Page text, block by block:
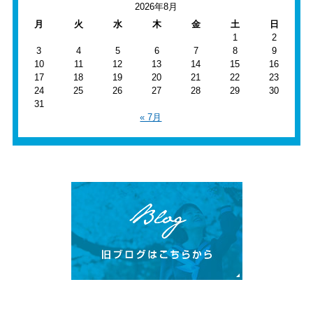
2026年8月
月
火 水 木 金 土
日
1
2
3
4 5 6 7 8
9
10
11 12 13 14 15
16
17
18 19 20 21 22
23
24
25 26 27 28 29
30
31
« 7月